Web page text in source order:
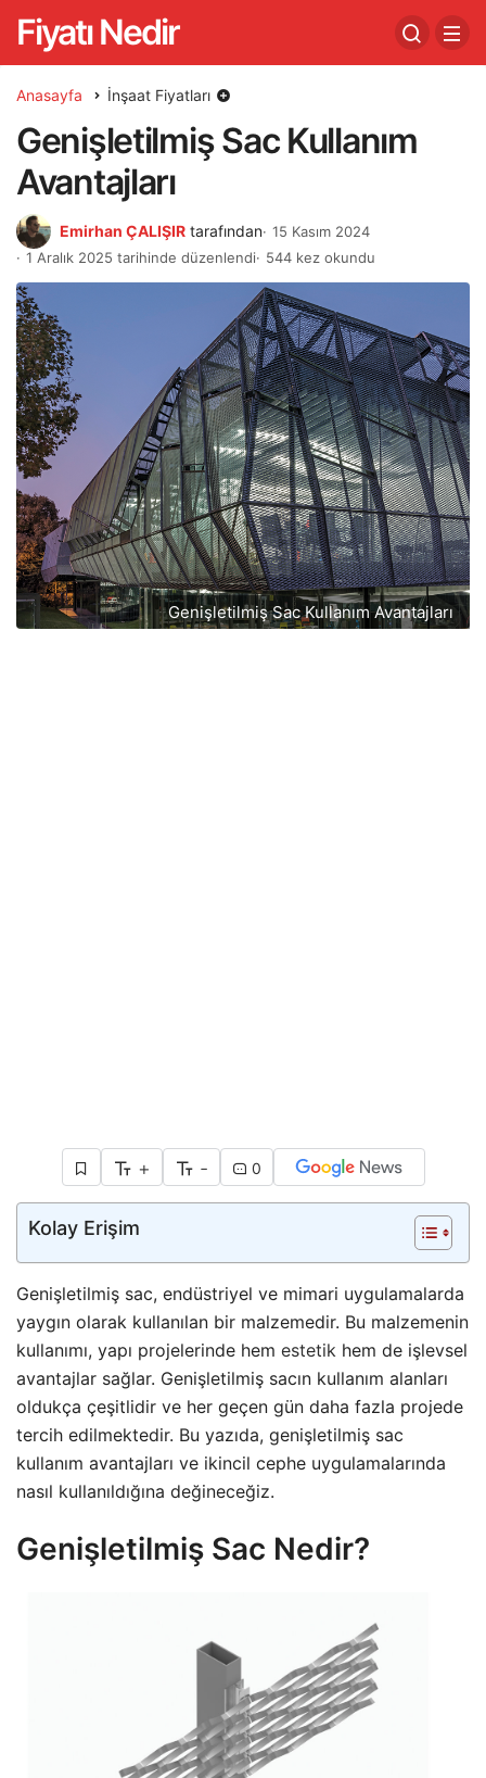
Fiyatı Nedir
Anasayfa İnşaat Fiyatları
Genişletilmiş Sac Kullanım
Avantajları
Emirhan ÇALIŞIR tarafından 15 Kasım 2024
1 Aralık 2025 tarihinde düzenlendi
544 kez okundu
Genişletilmiş Sac Kullanım Avantajları
+ - 0
Kolay Erişim
Genişletilmiş sac, endüstriyel ve mimari uygulamalarda
yaygın olarak kullanılan bir malzemedir. Bu malzemenin
kullanımı, yapı projelerinde hem estetik hem de işlevsel
avantajlar sağlar. Genişletilmiş sacın kullanım alanları
oldukça çeşitlidir ve her geçen gün daha fazla projede
tercih edilmektedir. Bu yazıda, genişletilmiş sac
kullanım avantajları ve ikincil cephe uygulamalarında
nasıl kullanıldığına değineceğiz.
Genişletilmiş Sac Nedir?